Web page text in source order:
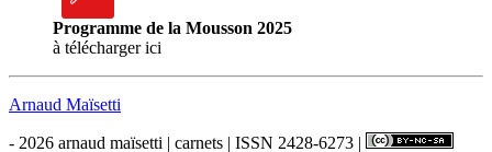
Programme de la Mousson 2025
à télécharger ici
Arnaud Maïsetti
- 2026 arnaud maïsetti | carnets | ISSN 2428-6273 |